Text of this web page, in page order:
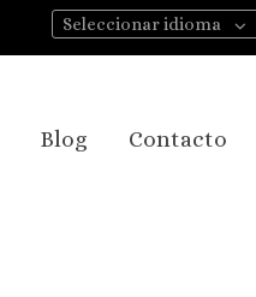
Seleccionar idioma
Blog Contacto